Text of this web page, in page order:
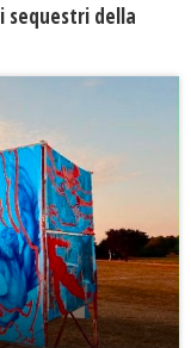
sequestri della